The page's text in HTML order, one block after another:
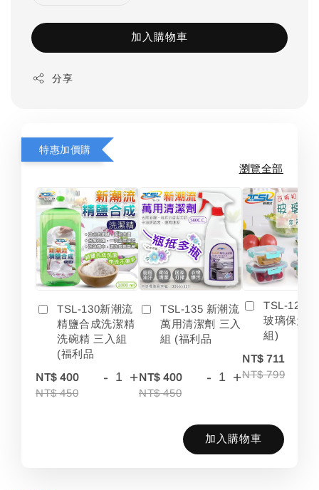
加入購物車
分享
特惠加價購
瀏覽全部
TSL-130新潮流
精鹽合成洗潔精
洗碗精 三入組
(福利品
NT$ 400
NT$ 450
- +
TSL-135 新潮流
萬用清潔劑 三入
組 (福利品
NT$ 400
NT$ 450
- +
TSL-123
玻璃保鮮
組)
NT$ 711
NT$ 799
加入購物車